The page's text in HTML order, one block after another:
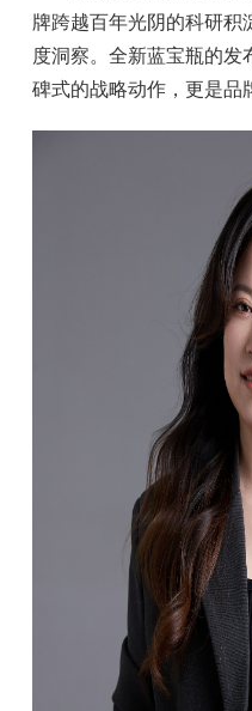
牌跨越百年光阴的科研积
度洞察。全新蓝宝瓶的发
碑式的战略动作，更是品